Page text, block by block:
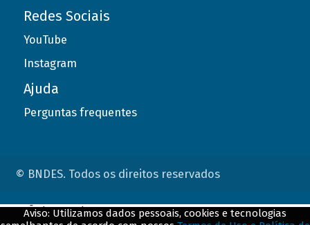
Redes Sociais
YouTube
Instagram
Ajuda
Perguntas frequentes
© BNDES. Todos os direitos reservados
Aviso: Utilizamos dados pessoais, cookies e tecnologias
ConteÃºdo complementar